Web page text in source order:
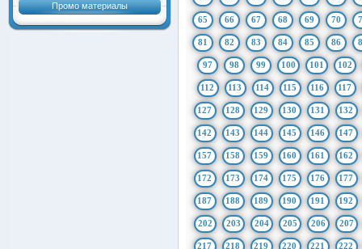
Промо материалы
65 66 67 68 69 70
81 82 83 84 85 86
97 98 99 100 101 102
112 113 114 115 116 117
127 128 129 130 131 132
142 143 144 145 146 147
157 158 159 160 161 162
172 173 174 175 176 177
187 188 189 190 191 192
202 203 204 205 206 207
217 218 219 220 221 222